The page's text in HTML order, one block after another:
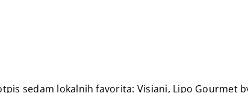
sedam lokalnih favorita: Visiani, Lipo Gourmet